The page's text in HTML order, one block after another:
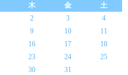
木 金
土
2 3
4
9 10
11
16 17
18
23 24
25
30 31